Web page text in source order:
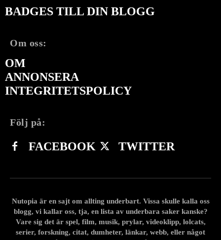
BADGES TILL DIN BLOGG
Om oss:
OM
ANNONSERA
INTEGRITETSPOLICY
Följ på:
FACEBOOK TWITTER
Nutopia är en sajt om allting underbart. Vissa skulle kalla oss
blogg, vi kallar oss, tja, en lista av underbara saker kanske?
Vare sig det är spel, film, musik, prylar, videoklipp, lolcats,
serier, forskning, citat, dumheter, länkar, webb, eller något